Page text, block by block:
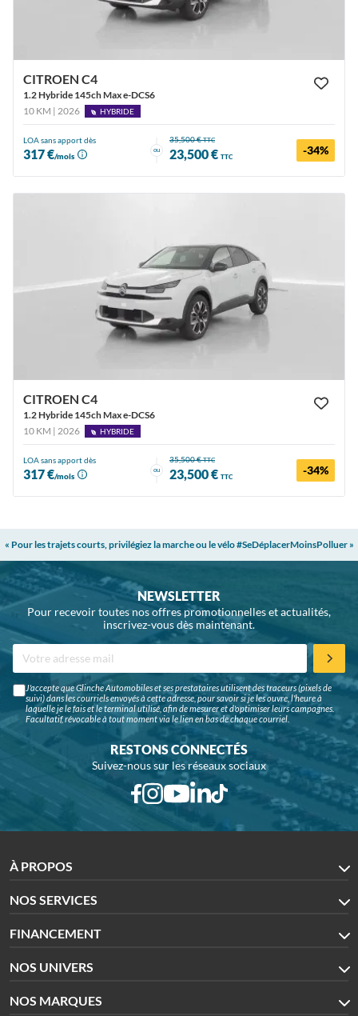
CITROEN C4
1.2 Hybride 145ch Max e-DCS6
10 KM | 2026
HYBRIDE
LOA sans apport dès
317 €/mois
ou
35,500 €TTC
23,500 € TTC -34%
CITROEN C4
1.2 Hybride 145ch Max e-DCS6
10 KM | 2026
HYBRIDE
LOA sans apport dès
317 €/mois
ou
35,500 €TTC
23,500 € TTC -34%
« Pour les trajets courts, privilégiez la marche ou le vélo #SeDéplacerMoinsPolluer »
NEWSLETTER
Pour recevoir toutes nos offres promotionnelles et actualités,
inscrivez-vous dès maintenant.
J'accepte que Glinche Automobiles et ses prestataires utilisent des traceurs (pixels de
suivi) dans les courriels envoyés à cette adresse, pour savoir si je les ouvre, l'heure à
laquelle je le fais et le terminal utilisé, afin de mesurer et d'optimiser leurs campagnes.
Facultatif, révocable à tout moment via le lien en bas de chaque courriel.
RESTONS CONNECTÉS
Suivez-nous sur les réseaux sociaux
À PROPOS
NOS SERVICES
FINANCEMENT
NOS UNIVERS
NOS MARQUES